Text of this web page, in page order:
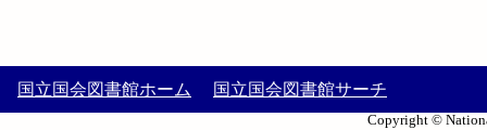
国立国会図書館ホーム 国立国会図書館サーチ
Copyright ©